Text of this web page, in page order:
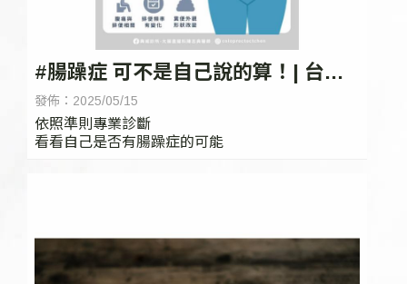
#腸躁症 可不是自己說的算！| 台中
腸胃科推薦
發佈：2025/05/15
依照準則專業診斷
看看自己是否有腸躁症的可能